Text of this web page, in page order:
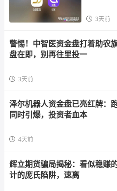
3天前
警惕！中智医资金盘打着助农
盘在即，别再往里投一
3天前
泽尔机器人资金盘已亮红牌：
同时引爆，投资者血本
4天前
辉立期货骗局揭秘：看似稳赚
计的庞氏陷阱，速离